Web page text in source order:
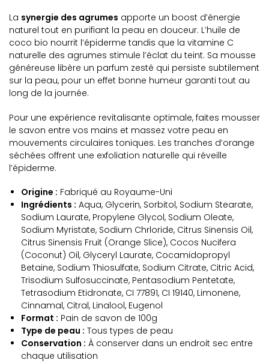
La synergie des agrumes apporte un boost d’énergie
naturel tout en purifiant la peau en douceur. L’huile de
coco bio nourrit l’épiderme tandis que la vitamine C
naturelle des agrumes stimule l’éclat du teint. Sa mousse
généreuse libère un parfum zesté qui persiste subtilement
sur la peau, pour un effet bonne humeur garanti tout au
long de la journée.
Pour une expérience revitalisante optimale, faites mousser
le savon entre vos mains et massez votre peau en
mouvements circulaires toniques. Les tranches d’orange
séchées offrent une exfoliation naturelle qui réveille
l’épiderme.
Origine : Fabriqué au Royaume-Uni
Ingrédients : Aqua, Glycerin, Sorbitol, Sodium Stearate,
Sodium Laurate, Propylene Glycol, Sodium Oleate,
Sodium Myristate, Sodium Chrloride, Citrus Sinensis Oil,
Citrus Sinensis Fruit (Orange Slice), Cocos Nucifera
(Coconut) Oil, Glyceryl Laurate, Cocamidopropyl
Betaine, Sodium Thiosulfate, Sodium Citrate, Citric Acid,
Trisodium Sulfosuccinate, Pentasodium Pentetate,
Tetrasodium Etidronate, CI 77891, CI 19140, Limonene,
Cinnamal, Citral, Linalool, Eugenol
Format : Pain de savon de 100g
Type de peau : Tous types de peau
Conservation : À conserver dans un endroit sec entre
chaque utilisation